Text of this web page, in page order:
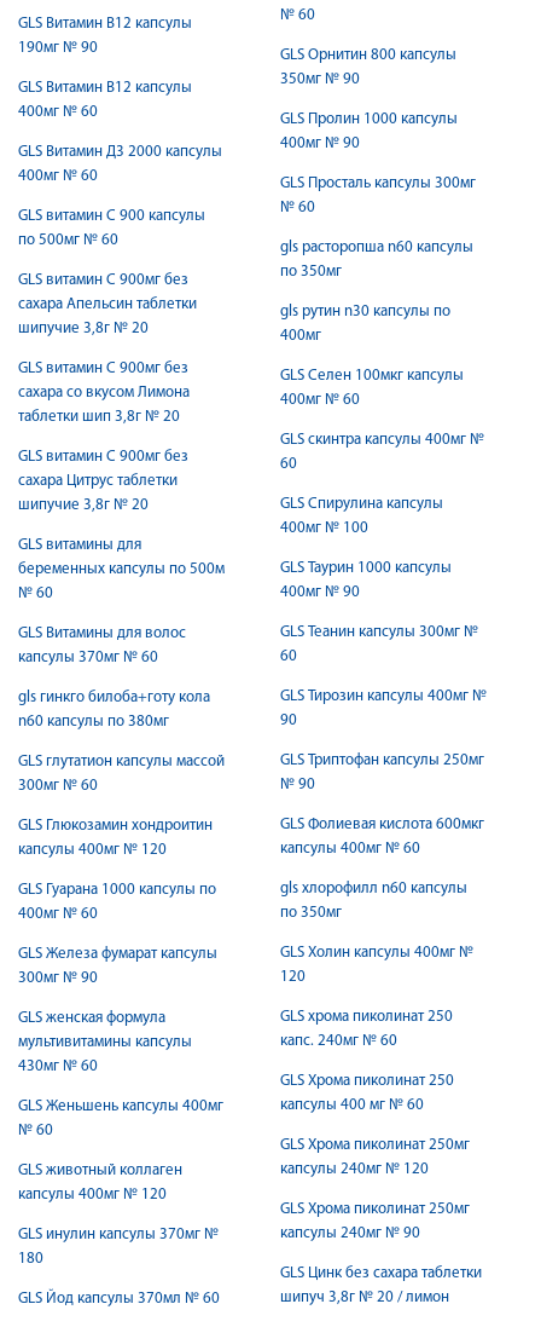
GLS Витамин В12 капсулы
190мг № 90
GLS Витамин В12 капсулы
400мг № 60
GLS Витамин Д3 2000 капсулы
400мг № 60
GLS витамин С 900 капсулы
по 500мг № 60
GLS витамин С 900мг без
сахара Апельсин таблетки
шипучие 3,8г № 20
GLS витамин С 900мг без
сахара со вкусом Лимона
таблетки шип 3,8г № 20
GLS витамин С 900мг без
сахара Цитрус таблетки
шипучие 3,8г № 20
GLS витамины для
беременных капсулы по 500м
№ 60
GLS Витамины для волос
капсулы 370мг № 60
gls гинкго билоба+готу кола
n60 капсулы по 380мг
GLS глутатион капсулы массой
300мг № 60
GLS Глюкозамин хондроитин
капсулы 400мг № 120
GLS Гуарана 1000 капсулы по
400мг № 60
GLS Железа фумарат капсулы
300мг № 90
GLS женская формула
мультивитамины капсулы
430мг № 60
GLS Женьшень капсулы 400мг
№ 60
GLS животный коллаген
капсулы 400мг № 120
GLS инулин капсулы 370мг №
180
GLS Йод капсулы 370мл № 60
№ 60
GLS Орнитин 800 капсулы
350мг № 90
GLS Пролин 1000 капсулы
400мг № 90
GLS Просталь капсулы 300мг
№ 60
gls расторопша n60 капсулы
по 350мг
gls рутин n30 капсулы по
400мг
GLS Селен 100мкг капсулы
400мг № 60
GLS скинтра капсулы 400мг №
60
GLS Спирулина капсулы
400мг № 100
GLS Таурин 1000 капсулы
400мг № 90
GLS Теанин капсулы 300мг №
60
GLS Тирозин капсулы 400мг №
90
GLS Триптофан капсулы 250мг
№ 90
GLS Фолиевая кислота 600мкг
капсулы 400мг № 60
gls хлорофилл n60 капсулы
по 350мг
GLS Холин капсулы 400мг №
120
GLS хрома пиколинат 250
капc. 240мг № 60
GLS Хрома пиколинат 250
капсулы 400 мг № 60
GLS Хрома пиколинат 250мг
капсулы 240мг № 120
GLS Хрома пиколинат 250мг
капсулы 240мг № 90
GLS Цинк без сахара таблетки
шипуч 3,8г № 20 / лимон